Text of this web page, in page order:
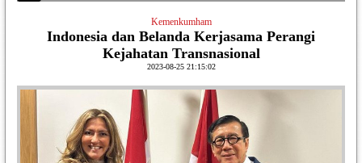
Kemenkumham
Indonesia dan Belanda Kerjasama Perangi
Kejahatan Transnasional
2023-08-25 21:15:02